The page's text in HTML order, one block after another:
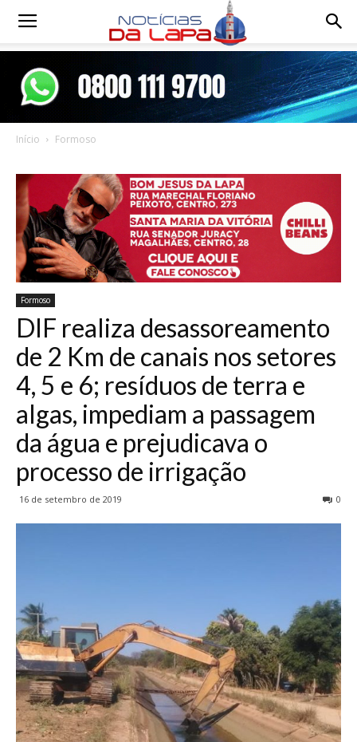
Notícias
Início Formoso
Formoso
DIF realiza desassoreamento
de 2 Km de canais nos setores
4, 5 e 6; resíduos de terra e
algas, impediam a passagem
da água e prejudicava o
processo de irrigação
16 de setembro de 2019 0